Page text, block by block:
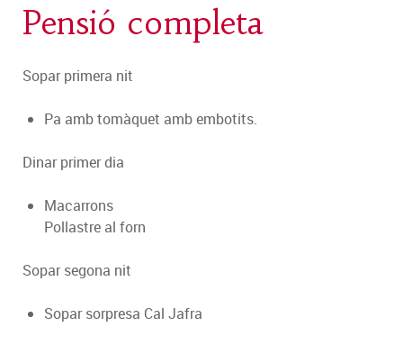
Pensió completa
Sopar primera nit
Pa amb tomàquet amb embotits.
Dinar primer dia
Macarrons
Pollastre al forn
Sopar segona nit
Sopar sorpresa Cal Jafra